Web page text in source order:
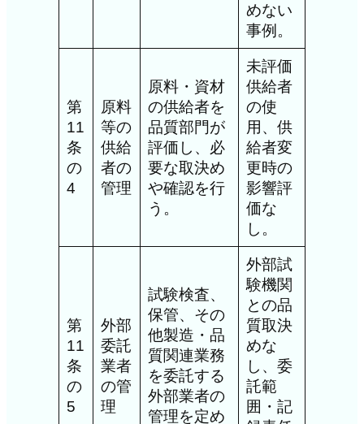
めない
事例。
第
11
条
の
4
原料
等の
供給
者の
管理
原料・資材
の供給者を
品質部門が
評価し、必
要な取決め
や確認を行
う。
未評価
供給者
の使
用、供
給者変
更時の
影響評
価な
し。
第
11
条
の
5
外部
委託
業者
の管
理
試験検査、
保管、その
他製造・品
質関連業務
を委託する
外部業者の
管理を定め
外部試
験機関
との品
質取決
めな
し、委
託範
囲・記